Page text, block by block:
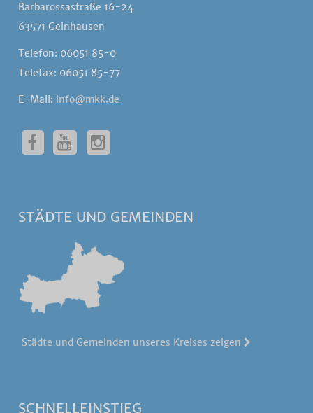
Barbarossastraße 16-24
63571 Gelnhausen
Telefon: 06051 85-0
Telefax: 06051 85-77
E-Mail: info@mkk.de
STÄDTE UND GEMEINDEN
Städte und Gemeinden unseres Kreises zeigen
SCHNELLEINSTIEG